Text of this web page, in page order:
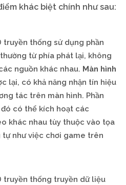
khác biệt chính như sau:
truyền thống sử dụng phần
từ phía phát lại, không
nguồn khác nhau. Màn hình
lại, có khả năng nhận tín hiệu
tác trên màn hình. Phần
có thể kích hoạt các
khác nhau tùy thuộc vào tọa
tự như việc chơi game trên
truyền thống truyền dữ liệu